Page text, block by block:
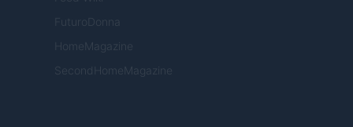
FuturoDonna
HomeMagazine
SecondHomeMagazine